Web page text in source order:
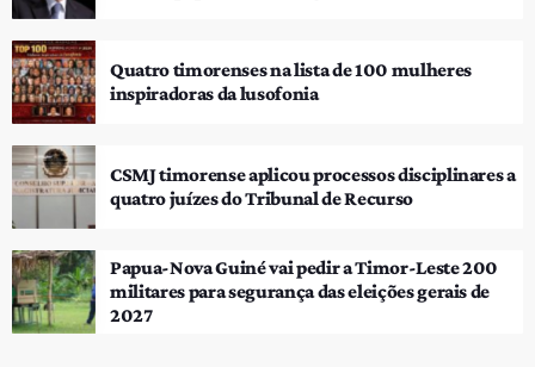
Quatro timorenses na lista de 100 mulheres
inspiradoras da lusofonia
CSMJ timorense aplicou processos disciplinares a
quatro juízes do Tribunal de Recurso
Papua-Nova Guiné vai pedir a Timor-Leste 200
militares para segurança das eleições gerais de
2027